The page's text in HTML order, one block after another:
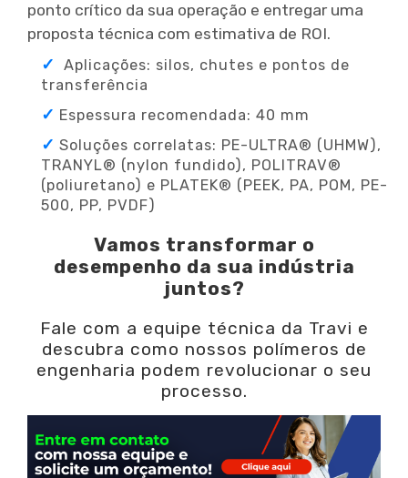
ponto crítico da sua operação e entregar uma
proposta técnica com estimativa de ROI.
Aplicações: silos, chutes e pontos de
transferência
Espessura recomendada: 40 mm
Soluções correlatas: PE-ULTRA® (UHMW),
TRANYL® (nylon fundido), POLITRAV®
(poliuretano) e PLATEK® (PEEK, PA, POM, PE-
500, PP, PVDF)
Vamos transformar o
desempenho da sua indústria
juntos?
Fale com a equipe técnica da Travi e
descubra como nossos polímeros de
engenharia podem revolucionar o seu
processo.